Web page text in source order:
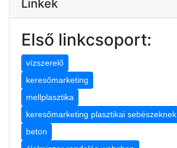
Linkek
Első linkcsoport:
vízszerelő
keresőmarketing
mellplasztika
keresőmarketing plasztikai sebészeknek
beton